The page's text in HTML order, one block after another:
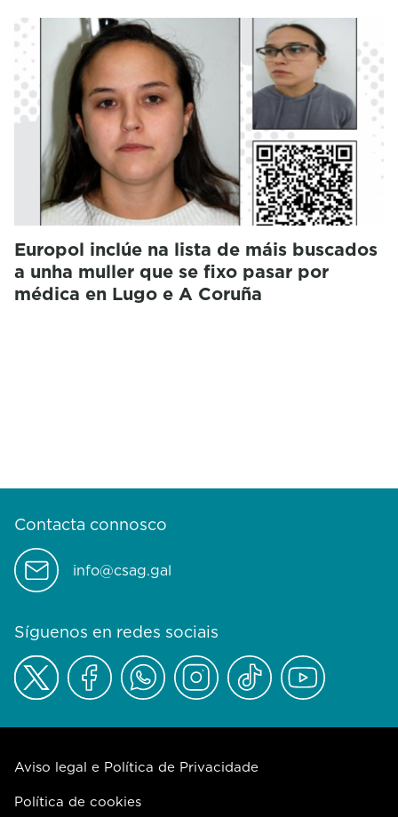
Europol inclúe na lista de máis buscados
a unha muller que se fixo pasar por
médica en Lugo e A Coruña
Contacta connosco
info@csag.gal
Síguenos en redes sociais
Aviso legal e Política de Privacidade
Política de cookies